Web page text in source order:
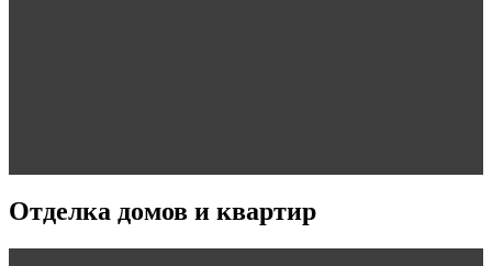
Отделка домов и квартир